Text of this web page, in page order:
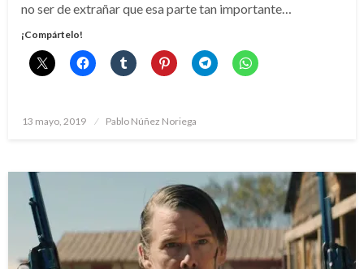
no ser de extrañar que esa parte tan importante…
¡Compártelo!
Publicado
13 mayo, 2019 Pablo Núñez Noriega